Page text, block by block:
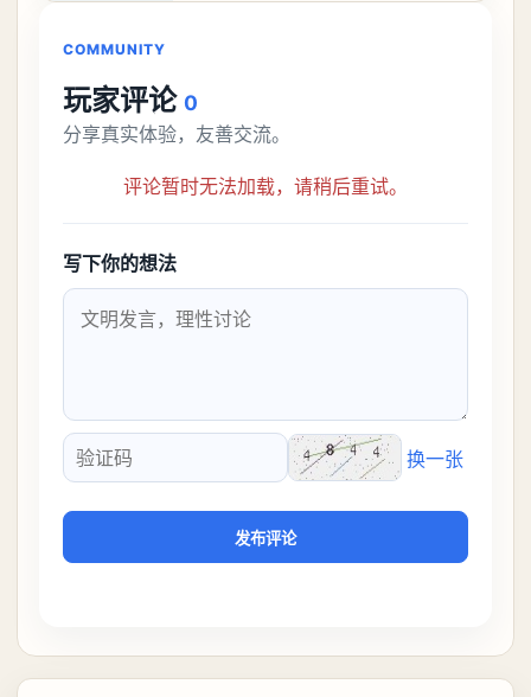
COMMUNITY
玩家评论 0
分享真实体验，友善交流。
评论暂时无法加载，请稍后重试。
写下你的想法
验证码
换一张
发布评论